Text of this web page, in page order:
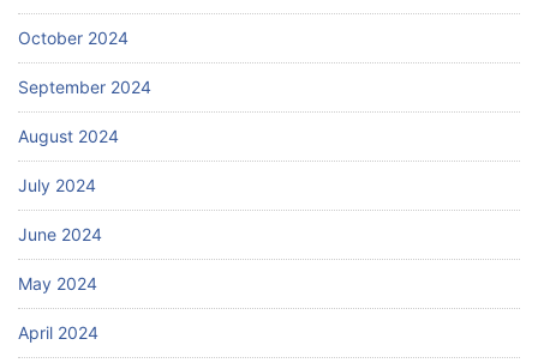
October 2024
September 2024
August 2024
July 2024
June 2024
May 2024
April 2024